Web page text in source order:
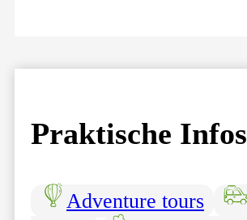
Praktische Infos
Adventure tours